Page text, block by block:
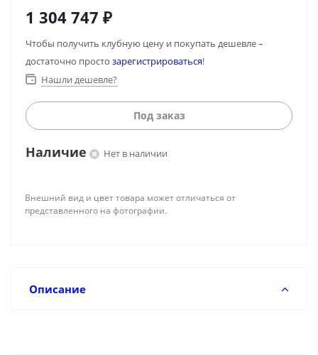
1 304 747 ₽
Чтобы получить клубную цену и покупать дешевле –
достаточно просто зарегистрироваться!
Нашли дешевле?
Под заказ
Наличие Нет в наличии
Внешний вид и цвет товара может отличаться от
представленного на фотографии.
Описание